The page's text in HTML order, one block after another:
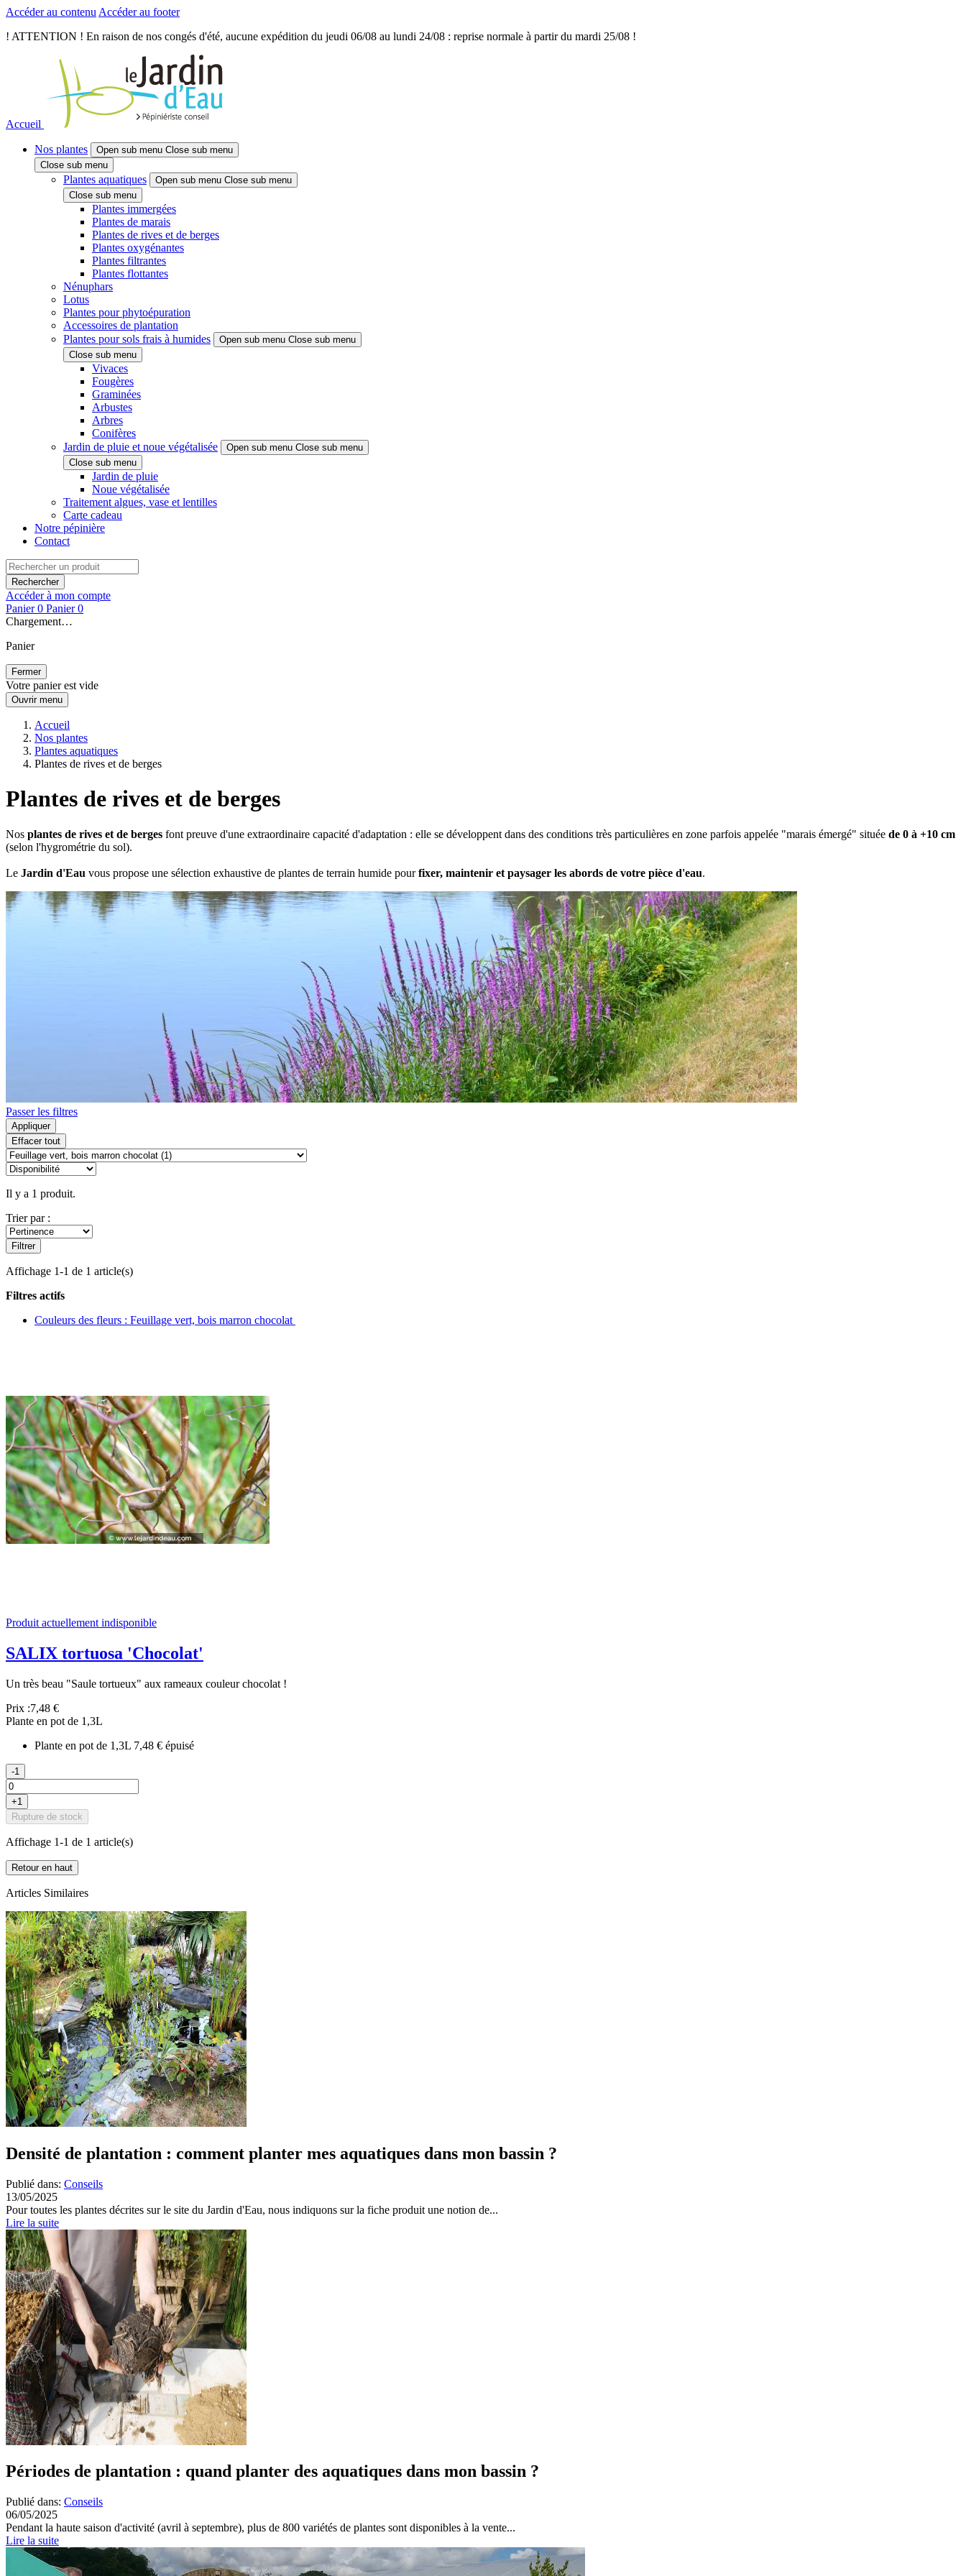
Accéder au contenu Accéder au footer
! ATTENTION ! En raison de nos congés d'été, aucune expédition du jeudi 06/08 au lundi 24/08 : reprise normale à partir du mardi 25/08 !
Accueil
Nos plantes Open sub menu Close sub menu
Close sub menu
Plantes aquatiques Open sub menu Close sub menu
Close sub menu
Plantes immergées
Plantes de marais
Plantes de rives et de berges
Plantes oxygénantes
Plantes filtrantes
Plantes flottantes
Nénuphars
Lotus
Plantes pour phytoépuration
Accessoires de plantation
Plantes pour sols frais à humides
Open sub menu Close sub menu
Close sub menu
Vivaces
Fougères
Graminées
Arbustes
Arbres
Conifères
Jardin de pluie et noue végétalisée
Open sub menu Close sub menu
Close sub menu
Jardin de pluie
Noue végétalisée
Traitement algues, vase et lentilles
Carte cadeau
Notre pépinière
Contact
Rechercher
Accéder à mon compte
Panier 0 Panier 0
Chargement…
Panier
Fermer
Votre panier est vide
Ouvrir menu
Accueil
Nos plantes
Plantes aquatiques
Plantes de rives et de berges
Plantes de rives et de berges
Nos plantes de rives et de berges font preuve d'une extraordinaire capacité d'adaptation : elle se développent dans des conditions très particulières en zone parfois appelée "marais émergé" située de 0 à +10 cm
(selon l'hygrométrie du sol).
Le Jardin d'Eau vous propose une sélection exhaustive de plantes de terrain humide pourfixer, maintenir et paysager les abords de votre pièce d'eau.
Passer les filtres
Appliquer
Effacer tout
Il y a 1 produit.
Trier par :
Filtrer
Affichage 1-1 de 1 article(s)
Filtres actifs
Couleurs des fleurs : Feuillage vert, bois marron chocolat
Produit actuellement indisponible
SALIX tortuosa 'Chocolat'
Un très beau "Saule tortueux" aux rameaux couleur chocolat !
Prix :7,48 €
Plante en pot de 1,3L
Plante en pot de 1,3L 7,48 € épuisé
-1
+1
Rupture de stock
Affichage 1-1 de 1 article(s)
Retour en haut
Articles Similaires
Densité de plantation : comment planter mes aquatiques dans mon bassin ?
Publié dans: Conseils
13/05/2025
Pour toutes les plantes décrites sur le site du Jardin d'Eau, nous indiquons sur la fiche produit une notion de...
Lire la suite
Périodes de plantation : quand planter des aquatiques dans mon bassin ?
Publié dans: Conseils
06/05/2025
Pendant la haute saison d'activité (avril à septembre), plus de 800 variétés de plantes sont disponibles à la vente...
Lire la suite